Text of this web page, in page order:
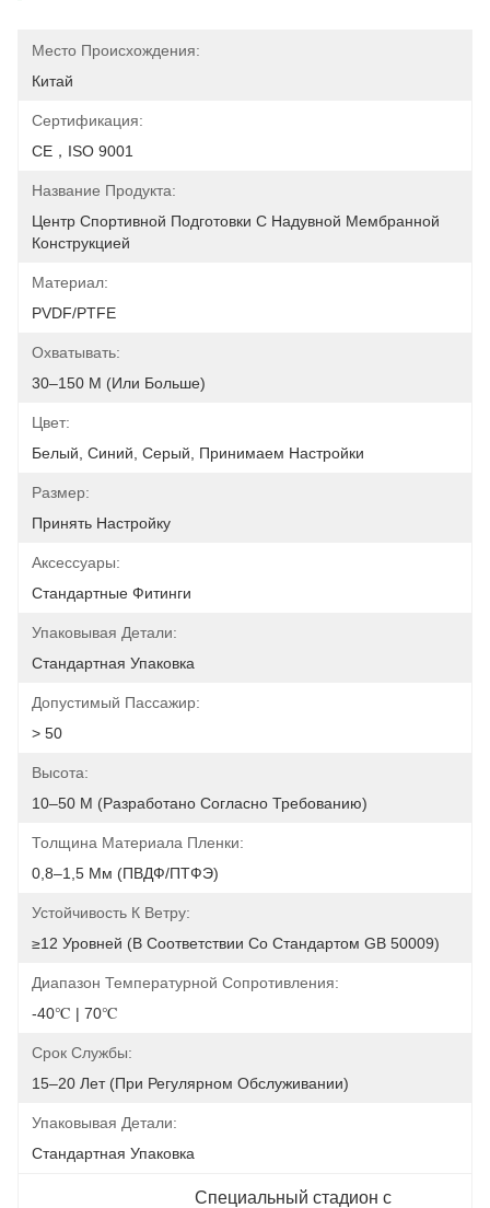
Место Происхождения:
Китай
Сертификация:
CE，ISO 9001
Название Продукта:
Центр Спортивной Подготовки С Надувной Мембранной
Конструкцией
Материал:
PVDF/PTFE
Охватывать:
30–150 М (или Больше)
Цвет:
Белый, Синий, Серый, Принимаем Настройки
Размер:
Принять Настройку
Аксессуары:
Стандартные Фитинги
Упаковывая Детали:
Стандартная Упаковка
Допустимый Пассажир:
> 50
Высота:
10–50 М (разработано Согласно Требованию)
Толщина Материала Пленки:
0,8–1,5 Мм (ПВДФ/ПТФЭ)
Устойчивость К Ветру:
≥12 Уровней (в Соответствии Со Стандартом GB 50009)
Диапазон Температурной Сопротивления:
-40℃ | 70℃
Срок Службы:
15–20 Лет (при Регулярном Обслуживании)
Упаковывая Детали:
Стандартная Упаковка
Специальный стадион с